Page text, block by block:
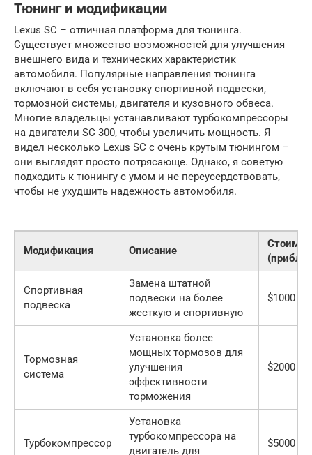
Тюнинг и модификации
Lexus SC – отличная платформа для тюнинга.
Существует множество возможностей для улучшения
внешнего вида и технических характеристик
автомобиля. Популярные направления тюнинга
включают в себя установку спортивной подвески,
тормозной системы, двигателя и кузовного обвеса.
Многие владельцы устанавливают турбокомпрессоры
на двигатели SC 300, чтобы увеличить мощность. Я
видел несколько Lexus SC с очень крутым тюнингом –
они выглядят просто потрясающе. Однако, я советую
подходить к тюнингу с умом и не переусердствовать,
чтобы не ухудшить надежность автомобиля.
Модификация Описание
Спортивная
подвеска
Замена штатной
подвески на более
жесткую и спортивную
$1000 —
Тормозная
система
Установка более
мощных тормозов для
улучшения
эффективности
торможения
$2000 —
Турбокомпрессор
Установка
турбокомпрессора на
двигатель для
$5000 —